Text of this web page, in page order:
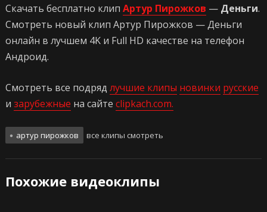
Скачать бесплатно клип Артур Пирожков — Деньги.
Смотреть новый клип Артур Пирожков — Деньги
онлайн в лучшем 4K и Full HD качестве на телефон
Андроид.
Смотреть все подряд лучшие клипы новинки русские
и зарубежные на сайте clipkach.com.
артур пирожков все клипы смотреть
Похожие видеоклипы